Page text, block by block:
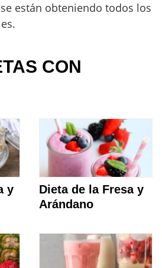
están obteniendo todos los
CON
y
Dieta de la Fresa y
Arándano